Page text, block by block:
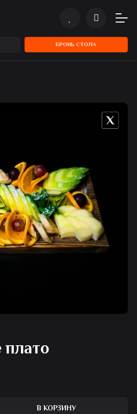
БРОНЬ СТОЛА
В КОРЗИНУ